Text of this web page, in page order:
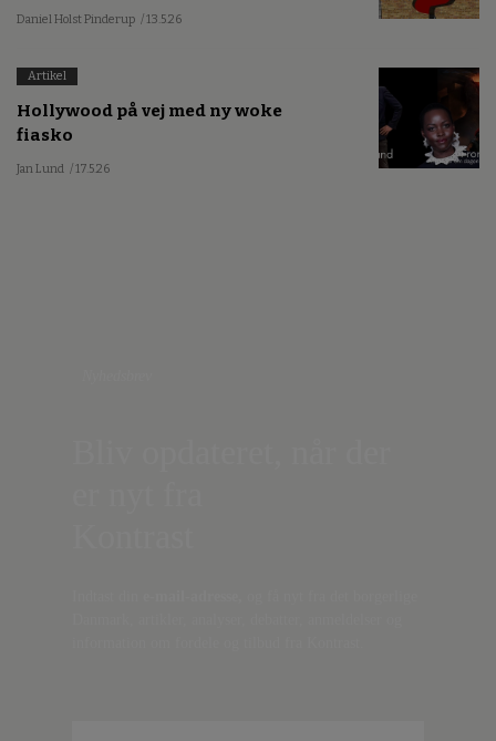
Daniel Holst Pinderup / 13.5.26
Artikel
Hollywood på vej med ny woke
fiasko
Jan Lund / 17.5.26